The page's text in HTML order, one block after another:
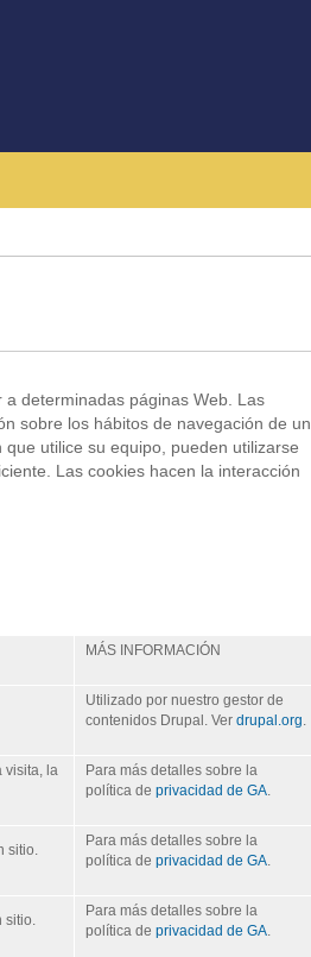
determinadas páginas Web. Las
sobre los hábitos de navegación de un
utilice su equipo, pueden utilizarse
Las cookies hacen la interacción
MÁS INFORMACIÓN
Utilizado por nuestro gestor de
contenidos Drupal. Ver drupal.org.
visita, la
Para más detalles sobre la
política de privacidad de GA.
sitio.
Para más detalles sobre la
política de privacidad de GA.
sitio.
Para más detalles sobre la
política de privacidad de GA.